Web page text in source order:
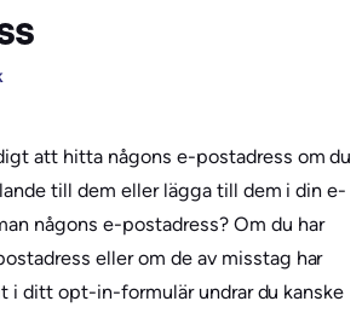
att hitta någons e-postadress om du
till dem eller lägga till dem i din e-
någons e-postadress? Om du har
eller om de av misstag har
i ditt opt-in-formulär undrar du kanske